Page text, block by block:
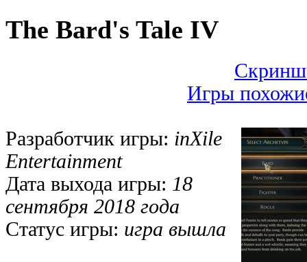
The Bard's Tale IV
Игры
Разработчик игры: inXile
Entertainment
Дата выхода игры: 18
сентября 2018 года
Статус игры: игра вышла